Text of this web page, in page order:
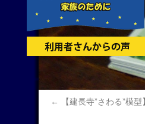
← 【建長寺”さわる”模